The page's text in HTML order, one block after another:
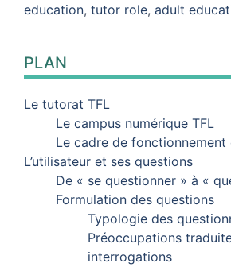
education, tutor role, adult
PLAN
Le tutorat TFL
Le campus numérique TFL
Le cadre de
L’utilisateur et ses questions
De « se questionner » à «
Formulation des questions
Typologie des
Préoccupations
interrogations